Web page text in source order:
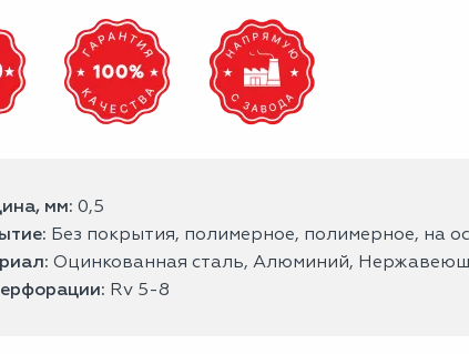
мм: 0,5
Без покрытия, полимерное, полимерное, на
Оцинкованная сталь, Алюминий,
Rv 5-8